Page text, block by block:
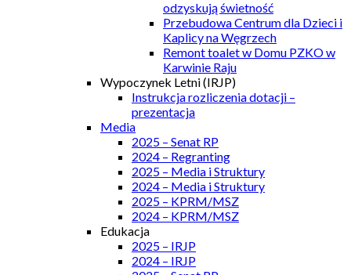
odzyskują świetność
Przebudowa Centrum dla Dzieci i
Kaplicy na Węgrzech
Remont toalet w Domu PZKO w
Karwinie Raju
Wypoczynek Letni (IRJP)
Instrukcja rozliczenia dotacji –
prezentacja
Media
2025 – Senat RP
2024 – Regranting
2025 – Media i Struktury
2024 – Media i Struktury
2025 – KPRM/MSZ
2024 – KPRM/MSZ
Edukacja
2025 – IRJP
2024 – IRJP